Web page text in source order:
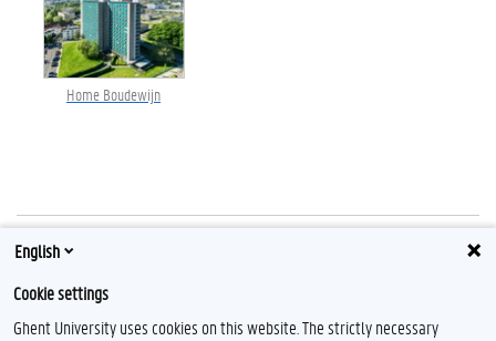
Home Boudewijn
Gerelateerde items
Mobiliteit
English
Cookie settings
Ghent University uses cookies on this website. The strictly necessary